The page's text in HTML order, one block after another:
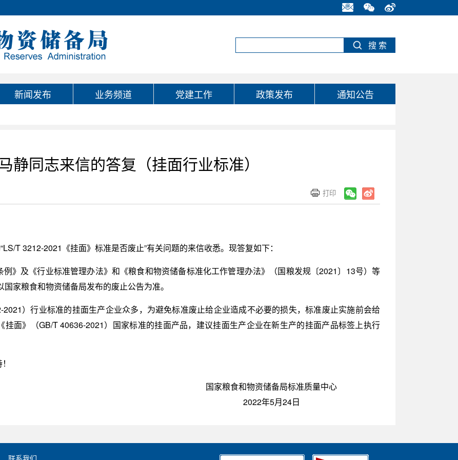
新闻发布 业务频道 党建工作 政策发布 通知公告
静同志来信的答复（挂面行业标准）
T 3212-2021《挂面》标准是否废止”有关问题的来信收悉。现答复如下：
》及《行业标准管理办法》和《粮食和物资储备标准化工作管理办法》（国粮发规〔2021〕13号）等
家粮食和物资储备局发布的废止公告为准。
）行业标准的挂面生产企业众多，为避免标准废止给企业造成不必要的损失，标准废止实施前会给
面》（GB/T 40636-2021）国家标准的挂面产品，建议挂面生产企业在新生产的挂面产品标签上执行
国家粮食和物资储备局标准质量中心
2022年5月24日
联系我们